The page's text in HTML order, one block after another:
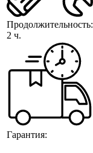
Продолжительность:
2 ч.
Гарантия: